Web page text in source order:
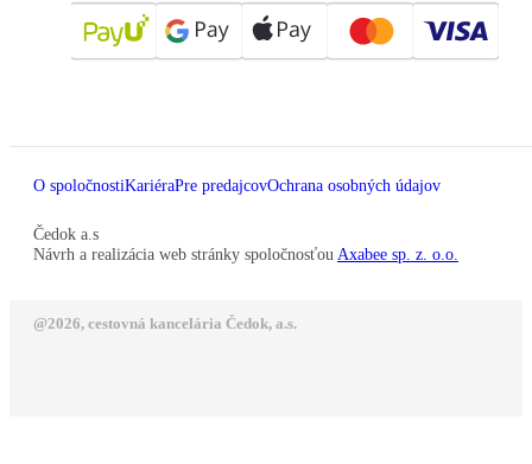
O spoločnostiKariéraPre predajcovOchrana osobných údajov
Čedok a.s
Návrh a realizácia web stránky spoločnosťou Axabee sp. z. o.o.
@2026, cestovná kancelária Čedok, a.s.